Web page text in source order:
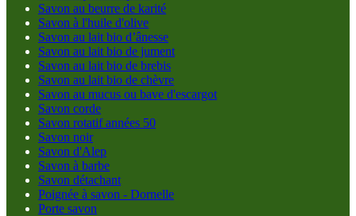
Savon au beurre de karité
Savon à l'huile d'olive
Savon au lait bio d’ânesse
Savon au lait bio de jument
Savon au lait bio de brebis
Savon au lait bio de chèvre
Savon au mucus ou bave d'escargot
Savon corde
Savon rotatif années 50
Savon noir
Savon d'Alep
Savon à barbe
Savon détachant
Poignée à savon - Dornelle
Porte savon